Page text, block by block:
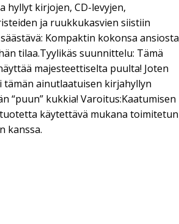
hyllyt kirjojen, CD-levyjen,
ja ruukkukasvien siistiin
Kompaktin kokonsa ansiosta
tilaa.Tyylikäs suunnittelu: Tämä
majesteettiselta puulta! Joten
tämän ainutlaatuisen kirjahyllyn
“puun” kukkia! Varoitus:Kaatumisen
käytettävä mukana toimitetun
kanssa.